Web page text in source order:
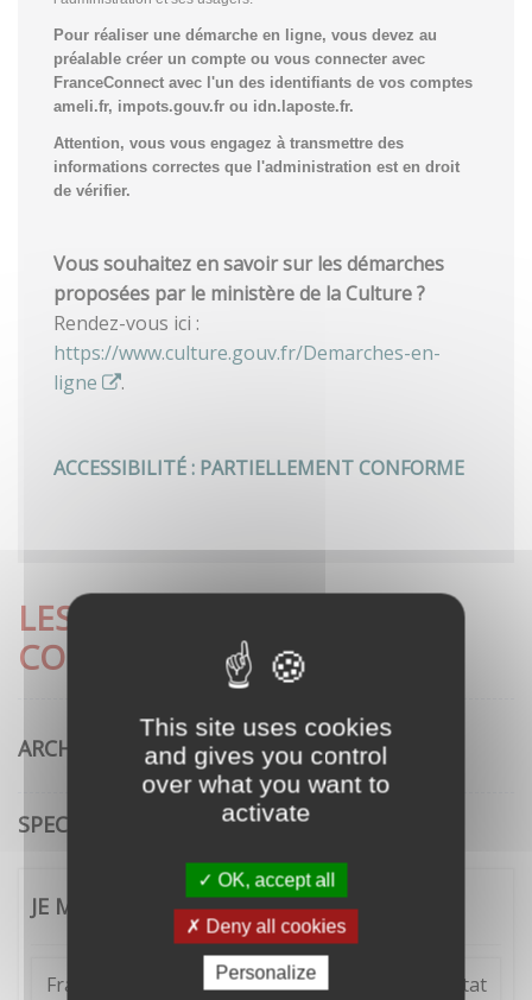
This site uses cookies
and gives you control
over what you want to
activate
OK, accept all
Deny all cookies
Personalize
Pour réaliser une démarche en ligne, vous devez au
préalable créer un compte ou vous connecter avec
FranceConnect avec l'un des identifiants de vos comptes
ameli.fr, impots.gouv.fr ou idn.laposte.fr.
Attention, vous vous engagez à transmettre des
informations correctes que l'administration est en droit
de vérifier.
Vous souhaitez en savoir sur les démarches
proposées par le ministère de la Culture ?
Rendez-vous ici :
https://www.culture.gouv.fr/Demarches-en-
ligne
.
ACCESSIBILITÉ : PARTIELLEMENT CONFORME
LES DÉMARCHES LES PLUS
CONSULTÉES
ARCHITECTURE
SPECTACLE VIVANT
JE ME CONNECTE
FranceConnect est la solution proposée par l'Etat